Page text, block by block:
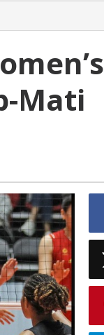
Mati